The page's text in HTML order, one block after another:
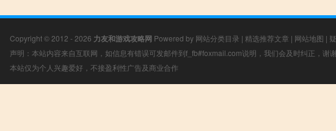
Copyright © 2012 - 2026 力友和游戏攻略网 Powered by 网站分类目录 | 精选推荐文章 | 网站地图 |
声明：本站内容来自互联网，如信息有错误可发邮件到f_fb#foxmail.com说明，我们会及时纠正，谢谢
本站仅为个人兴趣爱好，不接盈利性广告及商业合作